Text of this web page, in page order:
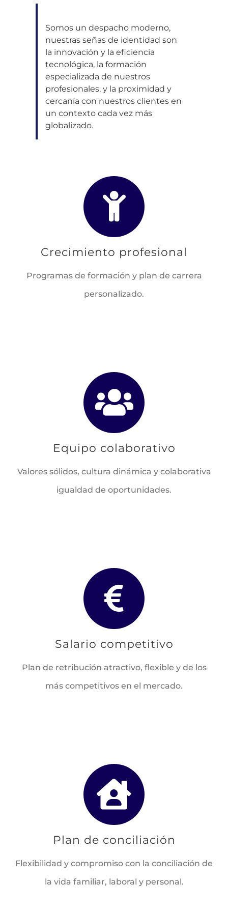
Somos un despacho moderno,
nuestras señas de identidad son
la innovación y la eficiencia
tecnológica, la formación
especializada de nuestros
profesionales, y la proximidad y
cercanía con nuestros clientes en
un contexto cada vez más
globalizado.
Crecimiento profesional
Programas de formación y plan de carrera
personalizado.
Equipo colaborativo
Valores sólidos, cultura dinámica y colaborativa
igualdad de oportunidades.
Salario competitivo
Plan de retribución atractivo, flexible y de los
más competitivos en el mercado.
Plan de conciliación
Flexibilidad y compromiso con la conciliación de
la vida familiar, laboral y personal.